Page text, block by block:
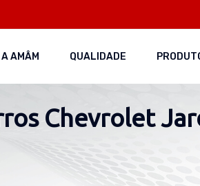
A AMÂM QUALIDADE
Chevrolet